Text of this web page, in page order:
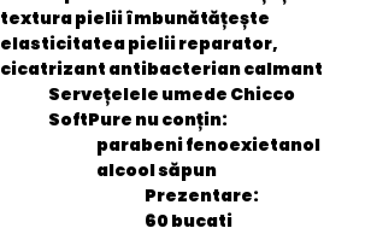
textura pielii îmbunătățește
elasticitatea pielii reparator,
cicatrizant antibacterian calmant
Servețelele umede Chicco
SoftPure nu conțin:
parabeni fenoexietanol
alcool săpun
Prezentare:
60 bucati